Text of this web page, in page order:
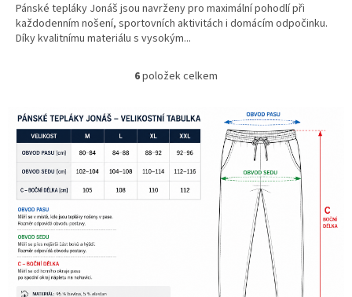
Pánské tepláky Jonáš jsou navrženy pro maximální pohodlí při
každodenním nošení, sportovních aktivitách i domácím odpočinku.
Díky kvalitnímu materiálu s vysokým...
O
l
á
d
a
c
p
6položek celkem